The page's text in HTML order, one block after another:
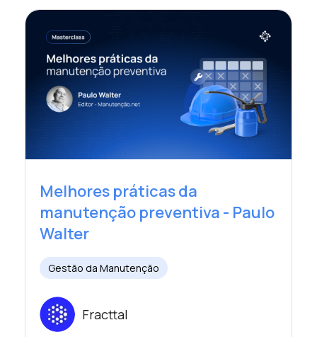
Melhores práticas da
manutenção preventiva - Paulo
Walter
Gestão da Manutenção
Fracttal